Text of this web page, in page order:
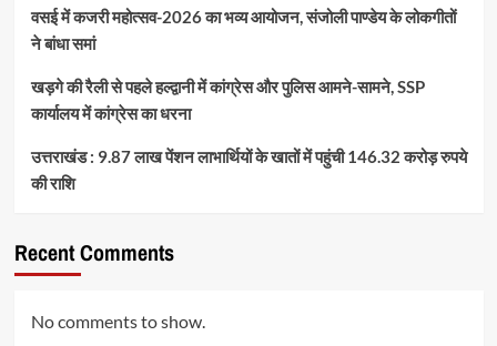
वसई में कजरी महोत्सव-2026 का भव्य आयोजन, संजोली पाण्डेय के लोकगीतों
ने बांधा समां
खड़गे की रैली से पहले हल्द्वानी में कांग्रेस और पुलिस आमने-सामने, SSP
कार्यालय में कांग्रेस का धरना
उत्तराखंड : 9.87 लाख पेंशन लाभार्थियों के खातों में पहुंची 146.32 करोड़ रुपये
की राशि
Recent Comments
No comments to show.